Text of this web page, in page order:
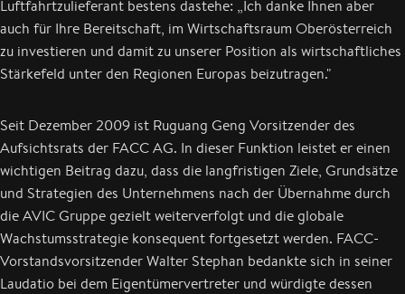
Luftfahrtzulieferant bestens dastehe: „Ich danke Ihnen aber
auch für Ihre Bereitschaft, im Wirtschaftsraum Oberösterreich
zu investieren und damit zu unserer Position als wirtschaftliches
Stärkefeld unter den Regionen Europas beizutragen."
Seit Dezember 2009 ist Ruguang Geng Vorsitzender des
Aufsichtsrats der FACC AG. In dieser Funktion leistet er einen
wichtigen Beitrag dazu, dass die langfristigen Ziele, Grundsätze
und Strategien des Unternehmens nach der Übernahme durch
die AVIC Gruppe gezielt weiterverfolgt und die globale
Wachstumsstrategie konsequent fortgesetzt werden. FACC-
Vorstandsvorsitzender Walter Stephan bedankte sich in seiner
Laudatio bei dem Eigentümervertreter und würdigte dessen